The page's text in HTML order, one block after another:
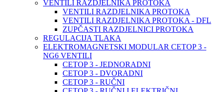
VENTILI RAZDJELNIKA PROTOKA
VENTILI RAZDJELNIKA PROTOKA
VENTILI RAZDJELNIKA PROTOKA - DFL
ZUPČASTI RAZDJELNICI PROTOKA
REGULACIJA TLAKA
ELEKTROMAGNETSKI MODULAR CETOP 3 -
NG6 VENTILI
CETOP 3 - JEDNORADNI
CETOP 3 - DVORADNI
CETOP 3 - RUČNI